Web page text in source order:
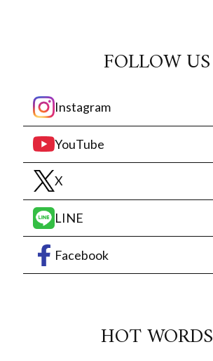
FOLLOW US
Instagram
YouTube
X
LINE
Facebook
HOT WORDS